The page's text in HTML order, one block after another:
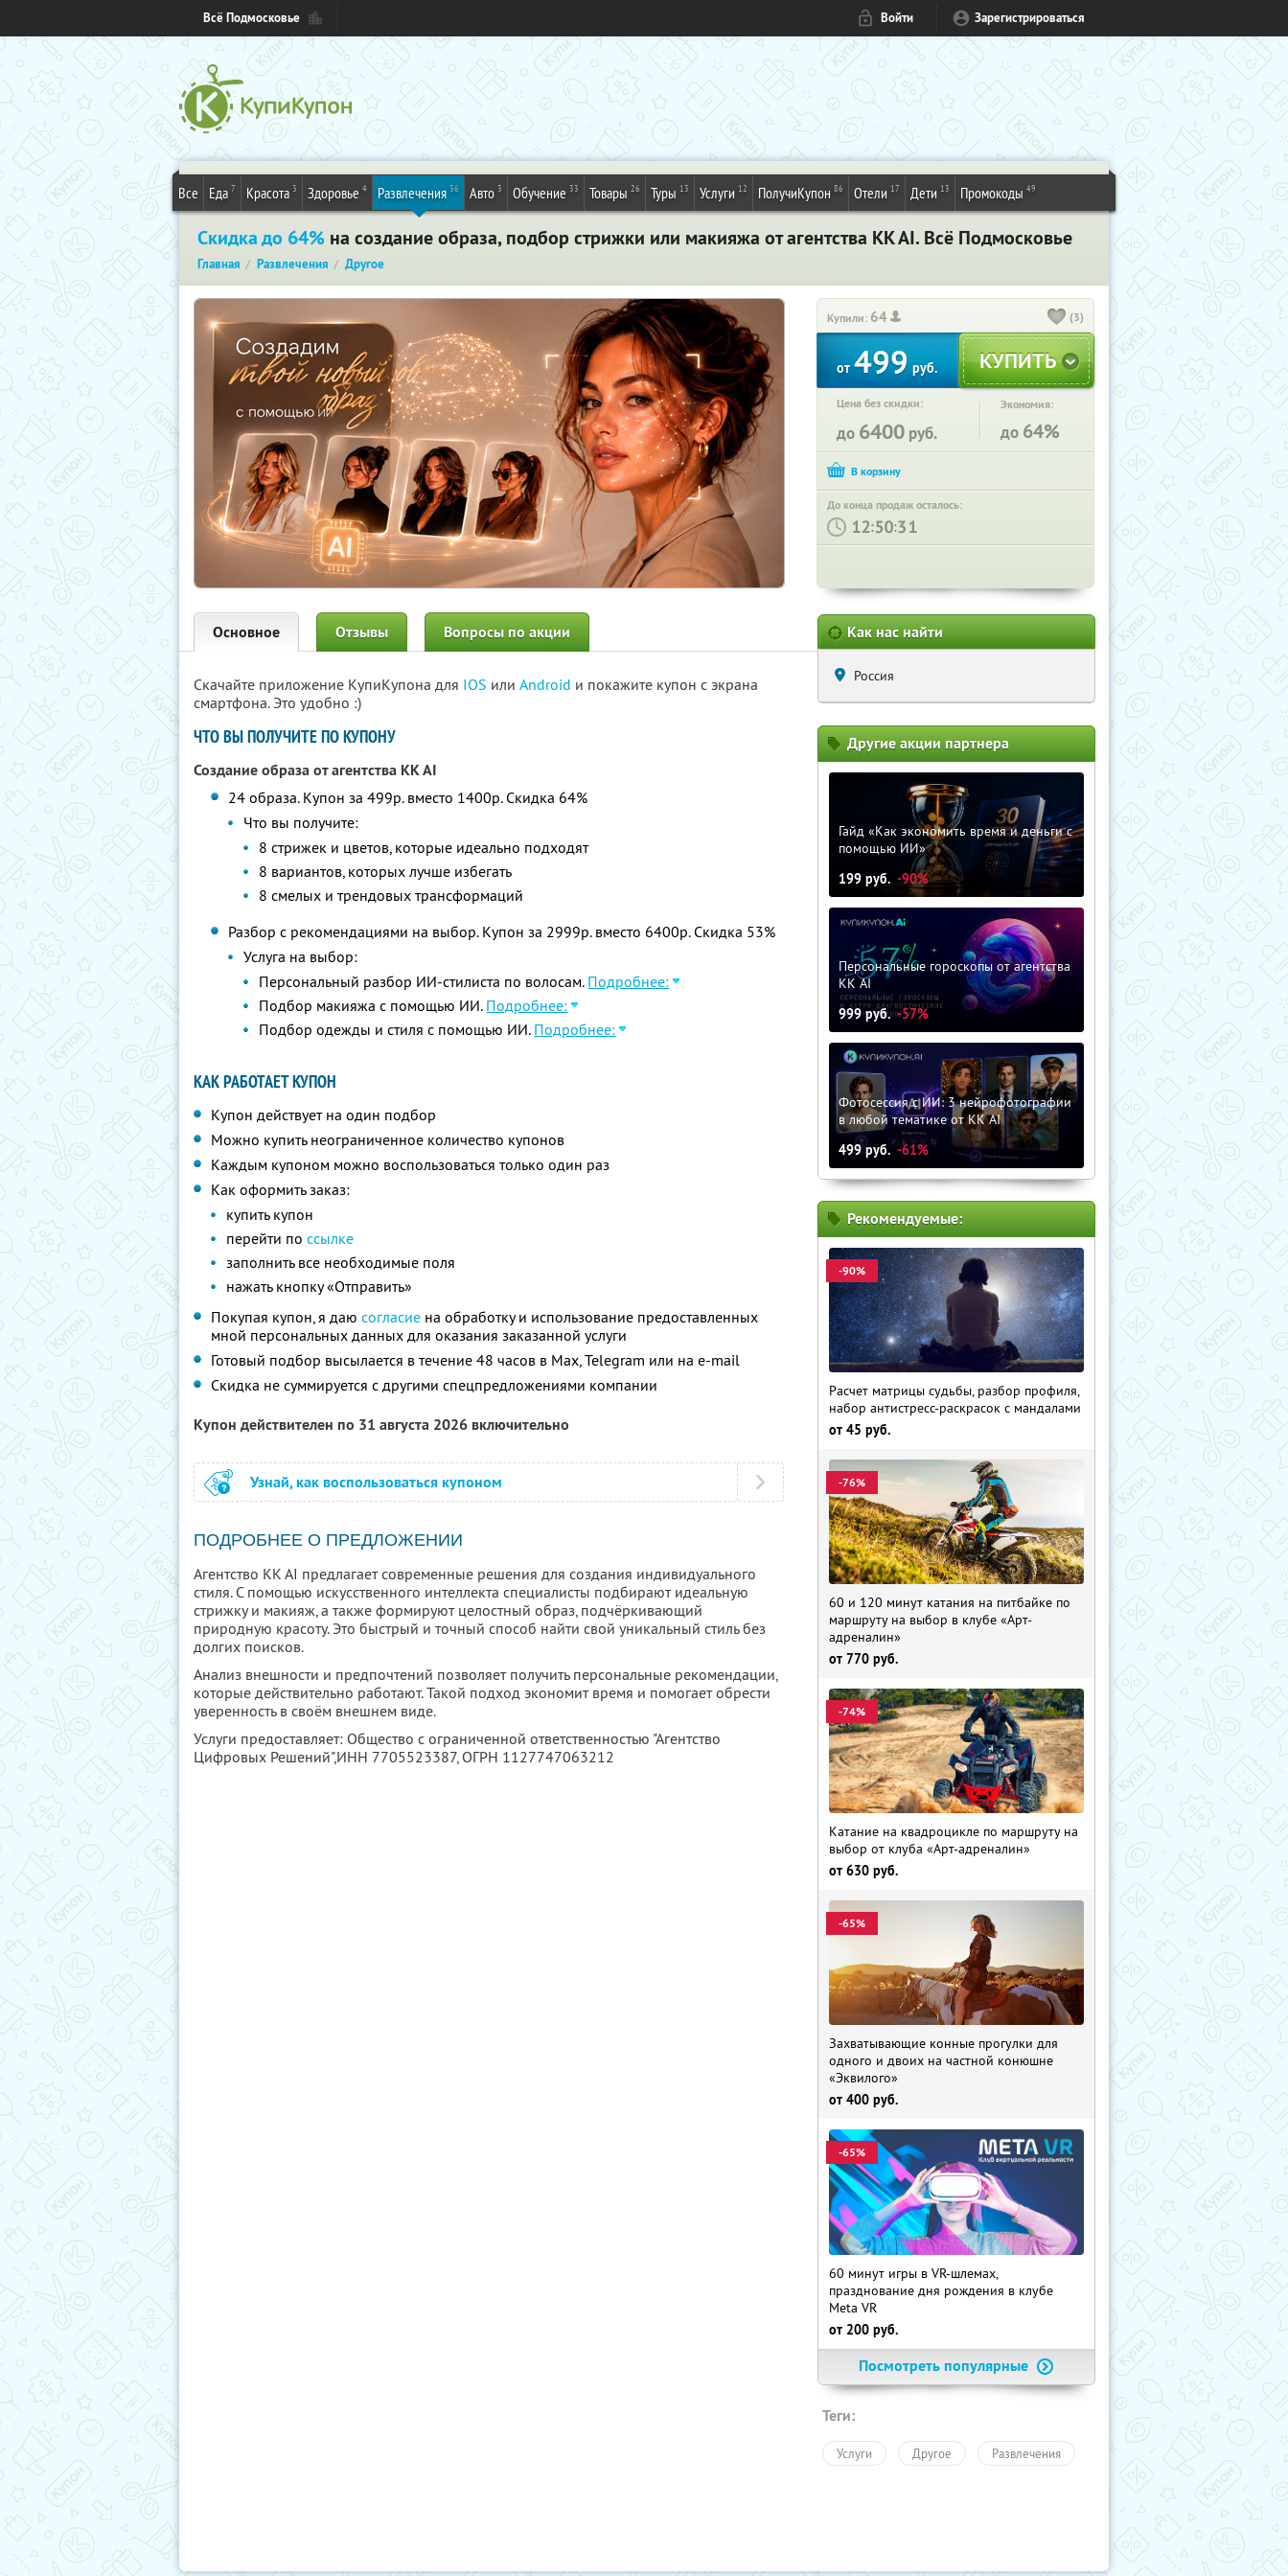
Всё Подмосковье Войти Зарегистрироваться
Все Еда 7 Красота 3 Здоровье 4 Развлечения 36 Авто 3 Обучение 33 Товары 26 Туры 13 Услуги 12 ПолучиКупон 86 Отели 17 Дети 13 Промокоды 49
Скидка до 64% на создание образа, подбор стрижки или макияжа от агентства KK AI. Всё Подмосковье
Главная Развлечения Другое
Купили: 64 (3)
от499руб.
Цена без скидки:
до 6400 руб.
Экономия:
до 64%
До конца продаж осталось:
: :
Основное Отзывы Вопросы по акции
Скачайте приложение КупиКупона для IOS или Android и покажите купон с экрана
смартфона. Это удобно :)
ЧТО ВЫ ПОЛУЧИТЕ ПО КУПОНУ
Создание образа от агентства KK AI
24 образа. Купон за 499р. вместо 1400р. Скидка 64%
Что вы получите:
8 стрижек и цветов, которые идеально подходят
8 вариантов, которых лучше избегать
8 смелых и трендовых трансформаций
Разбор с рекомендациями на выбор. Купон за 2999р. вместо 6400р. Скидка 53%
Услуга на выбор:
Персональный разбор ИИ-стилиста по волосам. Подробнее:
Подбор макияжа с помощью ИИ. Подробнее:
Подбор одежды и стиля с помощью ИИ. Подробнее:
КАК РАБОТАЕТ КУПОН
Купон действует на один подбор
Можно купить неограниченное количество купонов
Каждым купоном можно воспользоваться только один раз
Как оформить заказ:
купить купон
перейти по ссылке
заполнить все необходимые поля
нажать кнопку «Отправить»
Покупая купон, я даю согласие на обработку и использование предоставленных
мной персональных данных для оказания заказанной услуги
Готовый подбор высылается в течение 48 часов в Max, Telegram или на e-mail
Скидка не суммируется с другими спецпредложениями компании
Купон действителен по 31 августа 2026 включительно
Узнай, как воспользоваться купоном
ПОДРОБНЕЕ О ПРЕДЛОЖЕНИИ
Агентство KK AI предлагает современные решения для создания индивидуального
стиля. С помощью искусственного интеллекта специалисты подбирают идеальную
стрижку и макияж, а также формируют целостный образ, подчёркивающий
природную красоту. Это быстрый и точный способ найти свой уникальный стиль без
долгих поисков.
Анализ внешности и предпочтений позволяет получить персональные рекомендации,
которые действительно работают. Такой подход экономит время и помогает обрести
уверенность в своём внешнем виде.
Услуги предоставляет: Общество с ограниченной ответственностью "Агентство
Цифровых Решений",ИНН 7705523387, ОГРН 1127747063212
Как нас найти
Россия
Другие акции партнера
Гайд «Как экономить время и деньги с
помощью ИИ»
199 руб. -90%
Персональные гороскопы от агентства
KK AI
999руб. -57%
Фотосессия с ИИ: 3 нейрофотографии
в любой тематике от KK AI
499руб. -61%
Рекомендуемые:
-90%
Расчет матрицы судьбы, разбор профиля,
набор антистресс-раскрасок с мандалами
от 45 руб.
-76%
60 и 120 минут катания на питбайке по
маршруту на выбор в клубе «Арт-
адреналин»
от 770 руб.
-74%
Катание на квадроцикле по маршруту на
выбор от клуба «Арт-адреналин»
от 630 руб.
-65%
Захватывающие конные прогулки для
одного и двоих на частной конюшне
«Эквилого»
от 400 руб.
-65%
60 минут игры в VR-шлемах,
празднование дня рождения в клубе
Meta VR
от 200 руб.
Посмотреть популярные
Теги:
Услуги Другое Развлечения